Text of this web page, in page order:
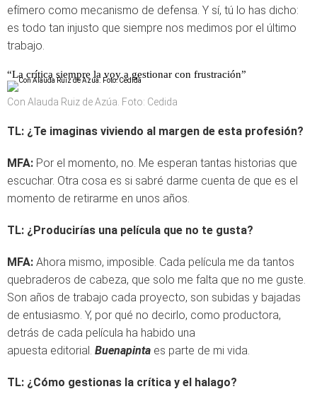
efímero como mecanismo de defensa. Y sí, tú lo has dicho:
es todo tan injusto que siempre nos medimos por el último
trabajo.
“La crítica siempre la voy a gestionar con frustración”
Con Alauda Ruiz de Azúa. Foto: Cedida
TL: ¿Te imaginas viviendo al margen de esta profesión?
MFA: Por el momento, no. Me esperan tantas historias que
escuchar. Otra cosa es si sabré darme cuenta de que es el
momento de retirarme en unos años.
TL: ¿Producirías una película que no te gusta?
MFA: Ahora mismo, imposible. Cada película me da tantos
quebraderos de cabeza, que solo me falta que no me guste.
Son años de trabajo cada proyecto, son subidas y bajadas
de entusiasmo. Y, por qué no decirlo, como productora,
detrás de cada película ha habido una
apuesta editorial. Buenapinta es parte de mi vida.
TL: ¿Cómo gestionas la crítica y el halago?